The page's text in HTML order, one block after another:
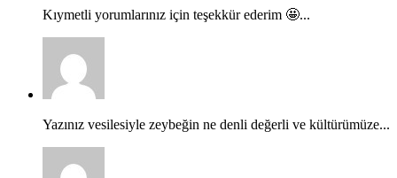
Kıymetli yorumlarınız için teşekkür ederim 🤩...
Yazınız vesilesiyle zeybeğin ne denli değerli ve kültürümüze...